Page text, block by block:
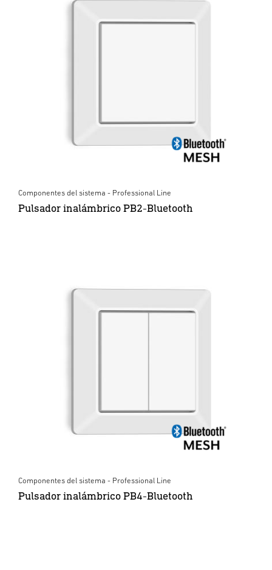
Componentes del sistema - Professional Line
Pulsador inalámbrico PB2-Bluetooth
Componentes del sistema - Professional Line
Pulsador inalámbrico PB4-Bluetooth